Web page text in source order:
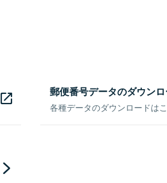
郵便番号データのダウン
各種データのダウンロードは